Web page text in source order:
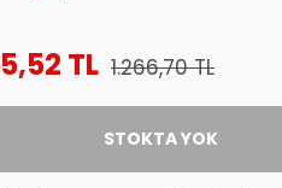
TL 1.266,70 TL
STOKTA YOK